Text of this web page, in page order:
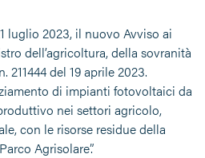
luglio 2023, il nuovo Avviso ai
dell’agricoltura, della sovranità
211444 del 19 aprile 2023.
di impianti fotovoltaici da
nei settori agricolo,
con le risorse residue della
Agrisolare”.